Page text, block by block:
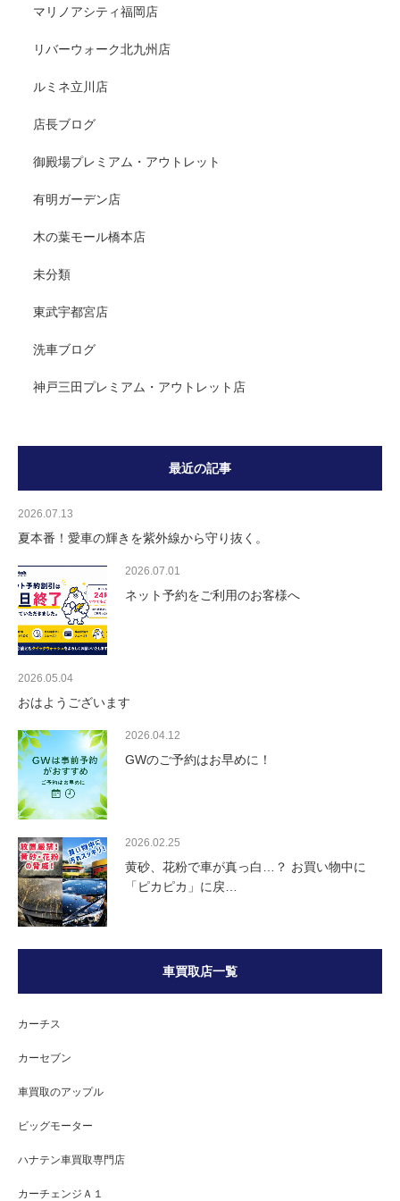
マリノアシティ福岡店
リバーウォーク北九州店
ルミネ立川店
店長ブログ
御殿場プレミアム・アウトレット
有明ガーデン店
木の葉モール橋本店
未分類
東武宇都宮店
洗車ブログ
神戸三田プレミアム・アウトレット店
最近の記事
2026.07.13
夏本番！愛車の輝きを紫外線から守り抜く。
2026.07.01
ネット予約をご利用のお客様へ
2026.05.04
おはようございます
2026.04.12
GWのご予約はお早めに！
2026.02.25
黄砂、花粉で車が真っ白…？ お買い物中に
「ピカピカ」に戻…
車買取店一覧
カーチス
カーセブン
車買取のアップル
ビッグモーター
ハナテン車買取専門店
カーチェンジＡ１